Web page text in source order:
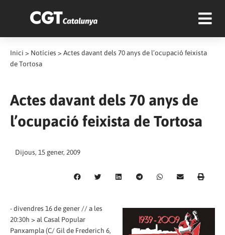
Inici > Notícies > Actes davant dels 70 anys de l’ocupació feixista
de Tortosa
Actes davant dels 70 anys de
l’ocupació feixista de Tortosa
Dijous, 15 gener, 2009
- divendres 16 de gener // a les
20:30h > al Casal Popular
Panxampla (C/ Gil de Frederich 6,